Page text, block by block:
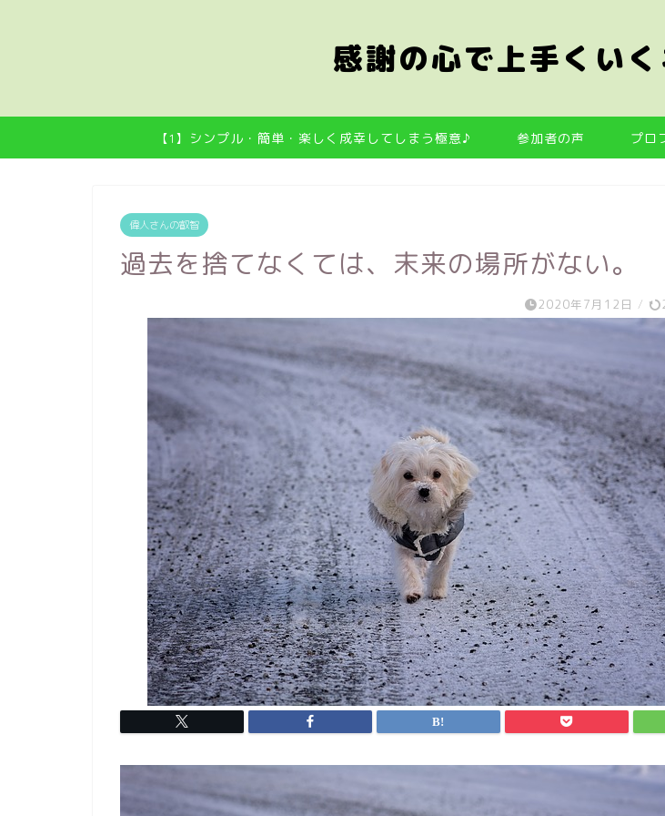
感謝の心で上手くい
【1】シンプル・簡単・楽しく成幸してしまう極意♪ 参加者の声 プロ
偉人さんの叡智
過去を捨てなくては、末来の場所がない。
2020年7月12日 /